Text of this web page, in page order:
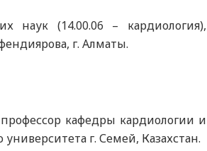
наук (14.00.06 – кардиология),
г. Алматы.
кафедры кардиологии и
г. Семей, Казахстан.